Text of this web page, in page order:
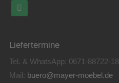
Liefertermine
Tel. & WhatsApp: 0671-88722-18
Mail: buero@mayer-moebel.de